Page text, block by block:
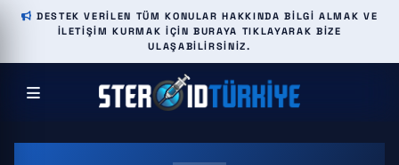
DESTEK VERILEN TÜM KONULAR HAKKINDA BILGI ALMAK VE
ILETIŞIM KURMAK IÇIN BURAYA TIKLAYARAK BIZE
ULAŞABILIRSINIZ.